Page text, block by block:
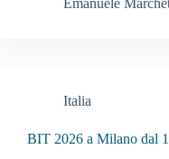
Emanuele
Italia
BIT 2026 a Milano dal